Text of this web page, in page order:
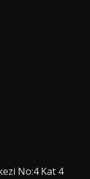
No:4 Kat 4